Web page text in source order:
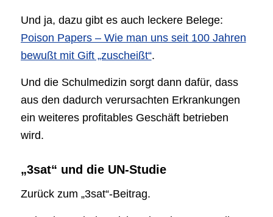
Und ja, dazu gibt es auch leckere Belege:
Poison Papers – Wie man uns seit 100 Jahren
bewußt mit Gift „zuscheißt“.
Und die Schulmedizin sorgt dann dafür, dass
aus den dadurch verursachten Erkrankungen
ein weiteres profitables Geschäft betrieben
wird.
„3sat“ und die UN-Studie
Zurück zum „3sat“-Beitrag.